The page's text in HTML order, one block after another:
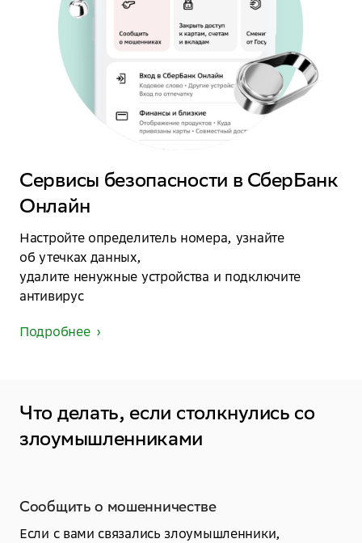
Сервисы безопасности в СберБанк
Онлайн
Настройте определитель номера, узнайте
об утечках данных,
удалите ненужные устройства и подключите
антивирус
Подробнее
Что делать, если столкнулись со
злоумышленниками
Сообщить о мошенничестве
Если с вами связались злоумышленники,